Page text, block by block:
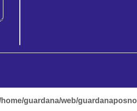
home/guardana/web/